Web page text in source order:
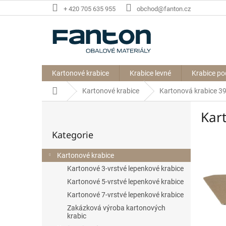
na
+ 420 705 635 955 obchod@fanton.cz
Kartonové krabice Krabice levné Krabice
Domů Kartonové krabice Kartonová krabice
r
a
kategorie
Kategorie
Kartonové krabice
Kartonové 3-vrstvé lepenkové krabice
Kartonové 5-vrstvé lepenkové krabice
Kartonové 7-vrstvé lepenkové krabice
Zakázková výroba kartonových
krabic